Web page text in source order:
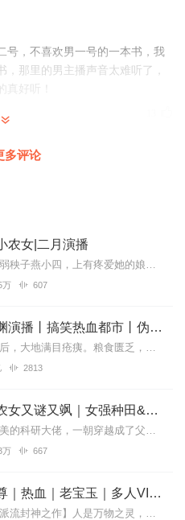
号，不喜欢男一号的一本书，我
，那里的男主播声音太难听了，
真好听！
到后面男主不喜欢，不想他们后
准，播讲的作品很清晰，田田
，主播辛苦啦，祝你幸福满满，
多评论
农女|二月演播
燕小释穿越成古代病弱秧子燕小四，上有疼爱她的娘亲，还有三个视她如宝的姐姐。可娘亲唤她儿子，三个姐姐唤她四弟。她何时成了男人？伸手一摸，好在该有的都有。家徒四壁，...
万 607
第九特区丨头陀渊演播丨搞笑热血都市丨伪戒丨VIP免费多人有声剧
【内容简介】灾变过后，大地满目疮痍。粮食匮乏，资源紧俏，局势混乱……一位从待规划区杀出来的青年，背对着漫天黄沙，孤身来到九区谋生，却不曾想偶然结识三五好友，一念...
2813
【完结】天家小农女又谜又飒｜女强种田&穿越有空间｜VIP精品多人有声剧
【专辑简介】年轻貌美的科研大佬，一朝穿越成了父不祥，娘又疯的野种。家里穷得响铛铛，还有不明势力打压。她撸起袖子智斗极品和恶势力，凭借着专业知识在古代发家致富，...
万 667
蛊真人｜大爱仙尊｜热血｜老宝玉｜多人VIP免费有声剧
内容简介【黑暗文反派流封神之作】人是万物之灵，蛊是天地真精。一个穿越者不断重生的故事。一个养蛊、炼蛊、用蛊的奇特世界。配音组（男角色）老宝玉旁白...